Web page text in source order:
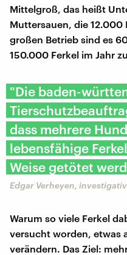
Mittelgroß, das heißt
Muttersauen, die 12.000
großen Betrieb sind es
150.000 Ferkel im Jahr
"Die baden-
dass mehrere
lebensfähige
Weise getötet
Edgar Verheyen,
Warum so viele Ferkel
versucht worden, etwas
verändern. Das Ziel: